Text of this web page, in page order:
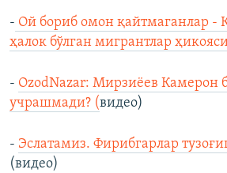
- Ой бориб омон қайтмаганлар -
ҳалок бўлган мигрантлар
- OzodNazar: Мирзиёев Камерон
учрашмади? (видео)
- Эслатамиз. Фирибгарлар
(видео)